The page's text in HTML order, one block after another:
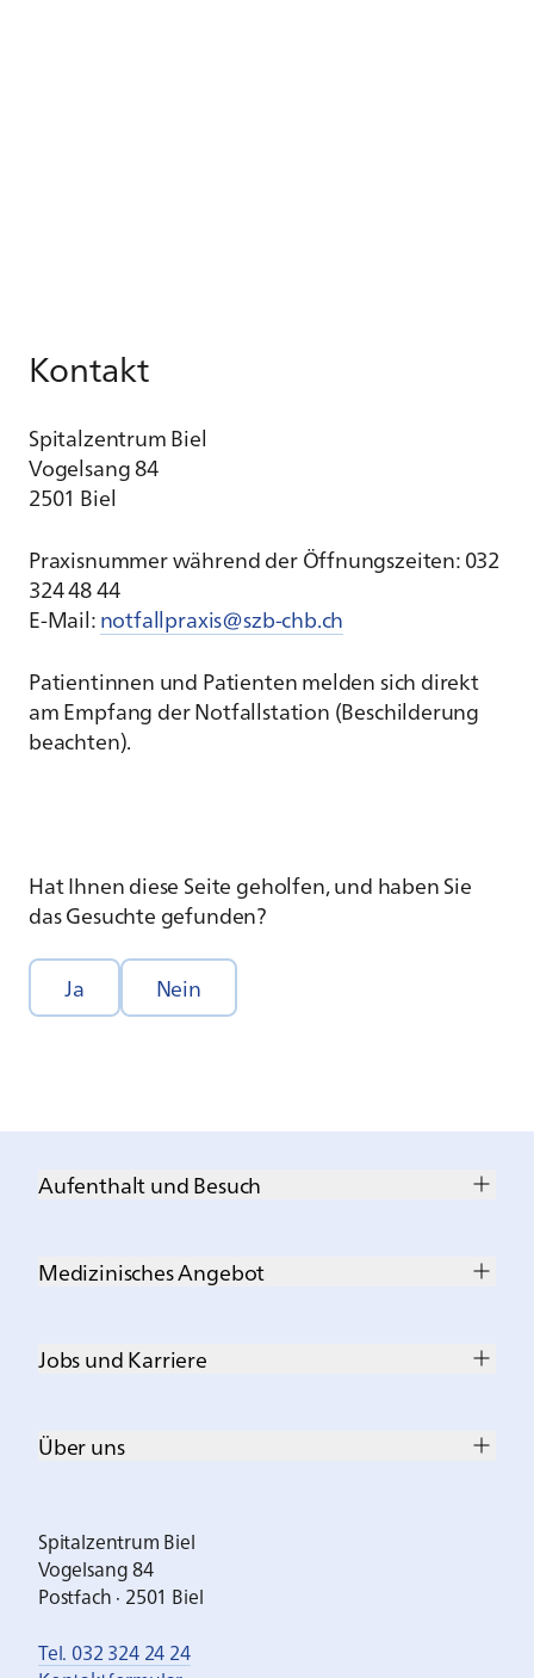
Kontakt
Spitalzentrum Biel
Vogelsang 84
2501 Biel
Praxisnummer während der Öffnungszeiten: 032
324 48 44
E-Mail: notfallpraxis@szb-chb.ch
Patientinnen und Patienten melden sich direkt
am Empfang der Notfallstation (Beschilderung
beachten).
Hat Ihnen diese Seite geholfen, und haben Sie
das Gesuchte gefunden?
Ja Nein
Aufenthalt und Besuch
Medizinisches Angebot
Jobs und Karriere
Über uns
Spitalzentrum Biel
Vogelsang 84
Postfach · 2501 Biel
Tel. 032 324 24 24